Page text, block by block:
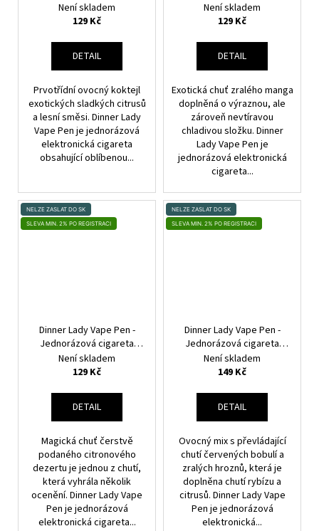
(Pink Berry) 20mg
Není skladem
129 Kč
DETAIL
Prvotřídní ovocný koktejl
exotických sladkých citrusů
a lesní směsi. Dinner Lady
Vape Pen je jednorázová
elektronická cigareta
obsahující oblíbenou...
(Mango Ice) 20mg
Není skladem
129 Kč
DETAIL
Exotická chuť zralého manga
doplněná o výraznou, ale
zároveň nevtíravou
chladivou složku. Dinner
Lady Vape Pen je
jednorázová elektronická
cigareta...
NELZE ZASLAT DO SK
SLEVA MIN. 2% PO REGISTRACI
Dinner Lady Vape Pen -
Jednorázová cigareta
(Lemon Tart) 20mg
Není skladem
129 Kč
DETAIL
Magická chuť čerstvě
podaného citronového
dezertu je jednou z chutí,
která vyhrála několik
ocenění. Dinner Lady Vape
Pen je jednorázová
elektronická cigareta...
NELZE ZASLAT DO SK
SLEVA MIN. 2% PO REGISTRACI
Dinner Lady Vape Pen -
Jednorázová cigareta
(Fruit Mix) 20mg
Není skladem
149 Kč
DETAIL
Ovocný mix s převládající
chutí červených bobulí a
zralých hroznů, která je
doplněna chutí rybízu a
citrusů. Dinner Lady Vape
Pen je jednorázová
elektronická...